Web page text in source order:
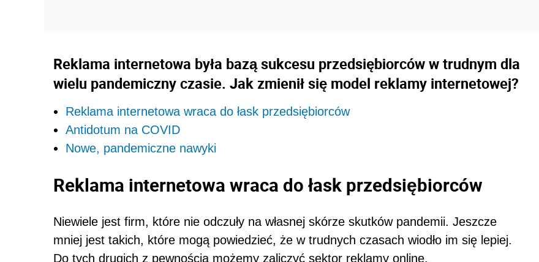
Reklama internetowa była bazą sukcesu przedsiębiorców w trudnym dla
wielu pandemiczny czasie. Jak zmienił się model reklamy internetowej?
Reklama internetowa wraca do łask przedsiębiorców
Antidotum na COVID
Nowe, pandemiczne nawyki
Reklama internetowa wraca do łask przedsiębiorców
Niewiele jest firm, które nie odczuły na własnej skórze skutków pandemii. Jeszcze
mniej jest takich, które mogą powiedzieć, że w trudnych czasach wiodło im się lepiej.
Do tych drugich z pewnością możemy zaliczyć sektor reklamy online.